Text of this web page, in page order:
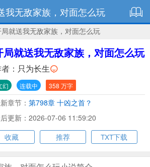
我无敌家族，对面怎么玩
就送我无敌家族，对面怎么玩
局就送我无敌家族，对面怎么玩
： 只为长生
幻 连载中 358 万字
章节： 第798章 十凶之首？
更新：2026-07-06 11:59:20
收藏 推荐 TXT下载